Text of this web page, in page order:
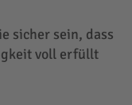
sicher sein, dass
voll erfüllt